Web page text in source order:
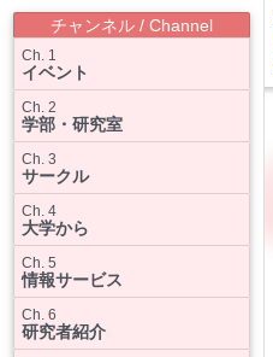
チャンネル / Channel
Ch. 1
イベント
Ch. 2
学部・研究室
Ch. 3
サークル
Ch. 4
大学から
Ch. 5
情報サービス
Ch. 6
研究者紹介